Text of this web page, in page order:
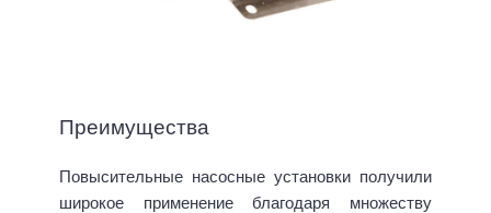
Преимущества
Повысительные насосные установки получили
широкое применение благодаря множеству